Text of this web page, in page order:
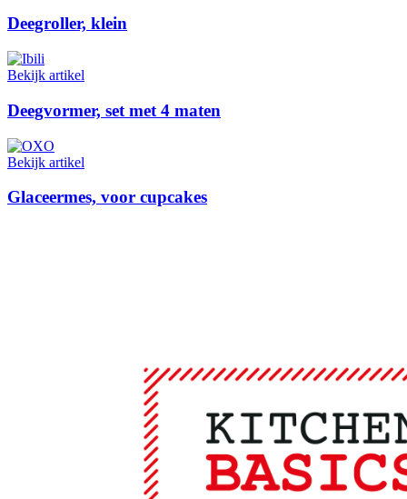
Deegroller, klein
Bekijk artikel
Deegvormer, set met 4 maten
Bekijk artikel
Glaceermes, voor cupcakes